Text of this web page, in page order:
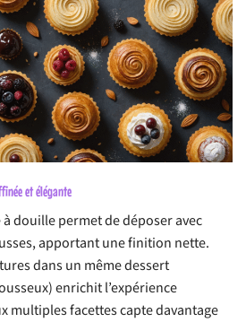
et élégante
douille permet de déposer avec
apportant une finition nette.
dans un même dessert
enrichit l’expérience
multiples facettes capte davantage